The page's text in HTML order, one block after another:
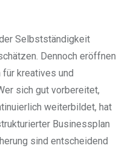
Selbstständigkeit
Dennoch eröffnen
für kreatives und
sich gut vorbereitet,
weiterbildet, hat
Businessplan
sind entscheidend